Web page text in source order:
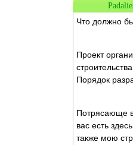
Что должно
Проект
Порядок
Потрясающе
вас есть
также мою